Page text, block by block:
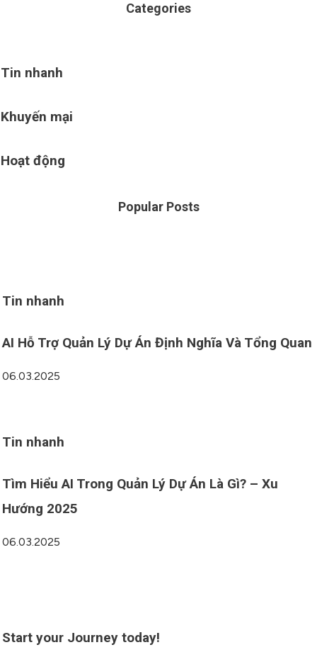
Categories
Tin nhanh
Khuyến mại
Hoạt động
Popular Posts
Tin nhanh
AI Hỗ Trợ Quản Lý Dự Án Định Nghĩa Và Tổng Quan
06.03.2025
Tin nhanh
Tìm Hiểu AI Trong Quản Lý Dự Án Là Gì? – Xu
Hướng 2025
06.03.2025
Start your Journey today!